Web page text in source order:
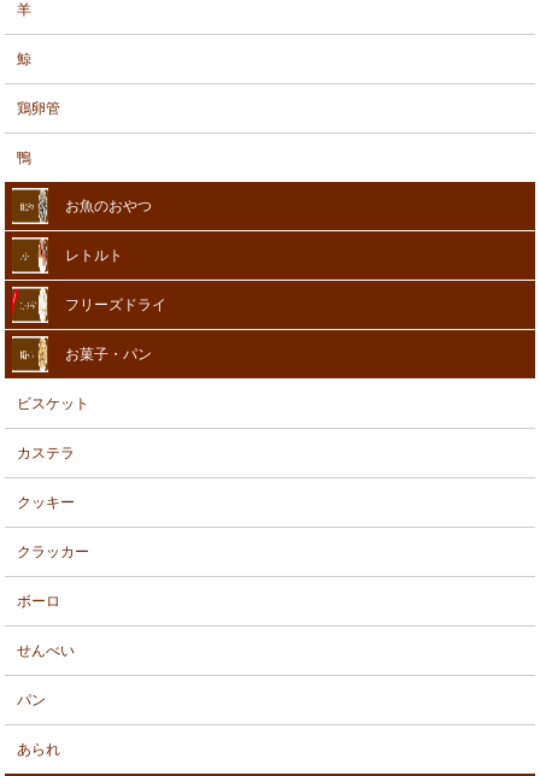
羊
鯨
鶏卵管
鴨
お魚のおやつ
レトルト
フリーズドライ
お菓子・パン
ビスケット
カステラ
クッキー
クラッカー
ボーロ
せんべい
パン
あられ